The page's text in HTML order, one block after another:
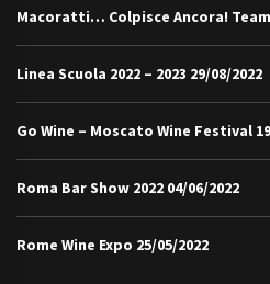
Macoratti… Colpisce Ancora!
Linea Scuola 2022 – 2023 29/08/2022
Go Wine – Moscato Wine Festival
Roma Bar Show 2022 04/06/2022
Rome Wine Expo 25/05/2022